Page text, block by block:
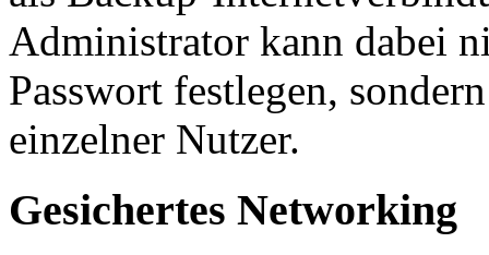
Administrator kann dabei
Passwort festlegen,
einzelner Nutzer.
Gesichertes Networking